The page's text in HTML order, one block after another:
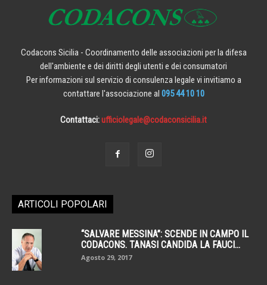
Codacons Sicilia - Coordinamento delle associazioni per la difesa
dell'ambiente e dei diritti degli utenti e dei consumatori
Per informazioni sul servizio di consulenza legale vi invitiamo a
contattare l'associazione al 095 44 10 10
Contattaci:ufficiolegale@codaconsicilia.it
ARTICOLI POPOLARI
“SALVARE MESSINA”: SCENDE IN CAMPO IL
CODACONS. TANASI CANDIDA LA FAUCI...
Agosto 29, 2017